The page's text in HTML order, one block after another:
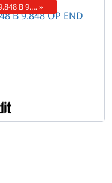
B 9.… »